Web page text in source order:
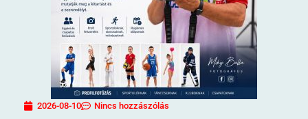
2026-08-10 Nincs hozzászólás